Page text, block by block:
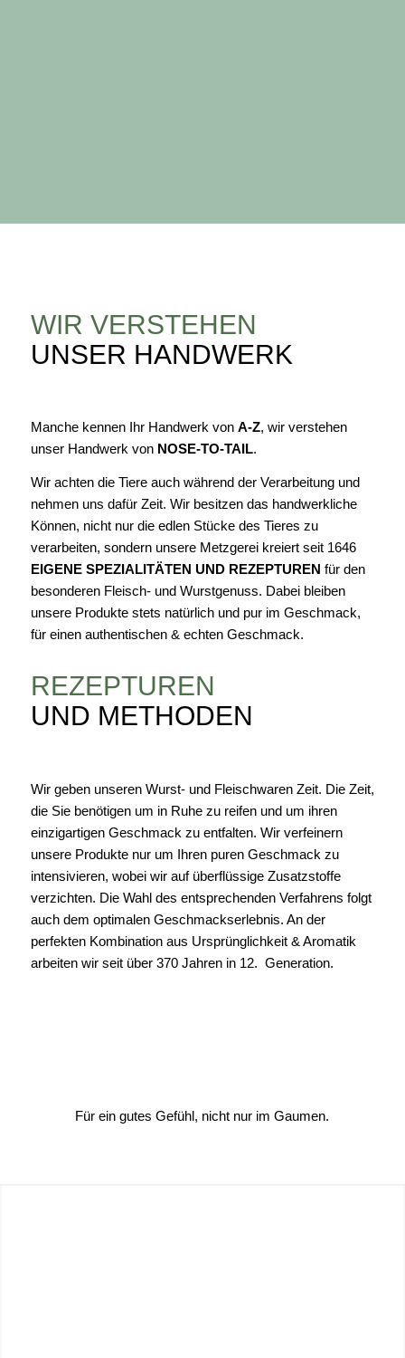
WIR VERSTEHEN
UNSER HANDWERK
Manche kennen Ihr Handwerk von A-Z, wir verstehen
unser Handwerk von NOSE-TO-TAIL.
Wir achten die Tiere auch während der Verarbeitung und
nehmen uns dafür Zeit. Wir besitzen das handwerkliche
Können, nicht nur die edlen Stücke des Tieres zu
verarbeiten, sondern unsere Metzgerei kreiert seit 1646
EIGENE SPEZIALITÄTEN UND REZEPTUREN für den
besonderen Fleisch- und Wurstgenuss. Dabei bleiben
unsere Produkte stets natürlich und pur im Geschmack,
für einen authentischen & echten Geschmack.
REZEPTUREN
UND METHODEN
Wir geben unseren Wurst- und Fleischwaren Zeit. Die Zeit,
die Sie benötigen um in Ruhe zu reifen und um ihren
einzigartigen Geschmack zu entfalten. Wir verfeinern
unsere Produkte nur um Ihren puren Geschmack zu
intensivieren, wobei wir auf überflüssige Zusatzstoffe
verzichten. Die Wahl des entsprechenden Verfahrens folgt
auch dem optimalen Geschmackserlebnis. An der
perfekten Kombination aus Ursprünglichkeit & Aromatik
arbeiten wir seit über 370 Jahren in 12. Generation.
Für ein gutes Gefühl, nicht nur im Gaumen.